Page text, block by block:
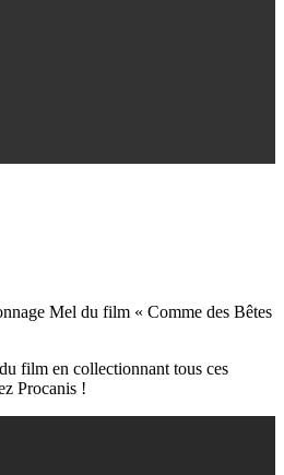
Mel du film « Comme des Bêtes
film en collectionnant tous ces
Procanis !